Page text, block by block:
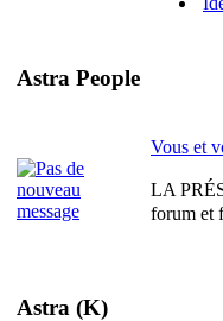
Astra People
Vous et
LA
forum et
Astra (K)